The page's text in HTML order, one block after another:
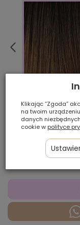
Klikając “Zgoda”
na twoim
danych
cookie w polityce